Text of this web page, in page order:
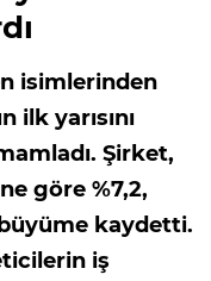
isimlerinden
ilk yarısını
Şirket,
göre %7,2,
kaydetti.
iş